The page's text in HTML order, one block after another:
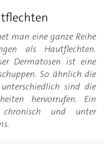
man eine ganze Reihe
als Hautflechten.
Dermatosen ist eine
So ähnlich die
unterschiedlich sind die
hervorrufen. Ein
und unter